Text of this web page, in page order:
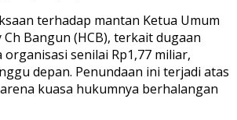
terhadap mantan Ketua Umum
Ch Bangun (HCB), terkait dugaan
senilai Rp1,77 miliar,
depan. Penundaan ini terjadi atas
kuasa hukumnya berhalangan